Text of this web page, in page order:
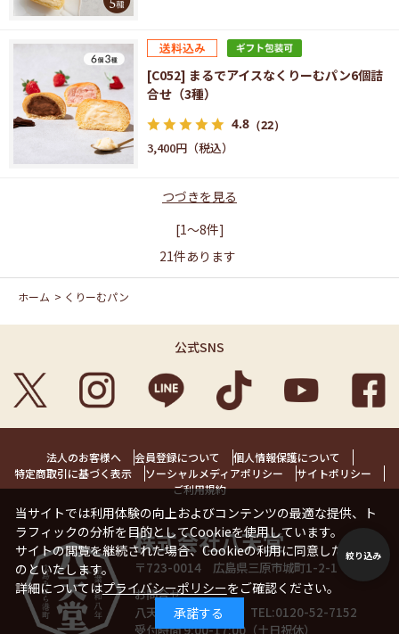
絞り込み
[C052] まるでアイスなくりーむパン6個詰
合せ（3種）
4.8 （22）
3,400円
つづきを見る
[1～8件]
21件あります
ホーム > くりーむパン
公式SNS
法人のお客様へ 会員登録について
個人情報保護について
特定商取引に基づく表示
ソーシャルメディアポリシー
サイトポリシー
ご利用規約
株式会社八天堂
〒723-0014 広島県三原市城町1-2-1 1階
お問合せ
八天堂お客様相談室 TEL:0120-52-7152
受付時間 9:00-17:00（土日祝休）
当サイトでは利用体験の向上およびコンテンツの最適な提供、ト
ラフィックの分析を目的としてCookieを使用しています。
サイトの閲覧を継続された場合、Cookieの利用に同意したことも
のといたします。
詳細についてはプライバシーポリシーをご確認ください。
承諾する